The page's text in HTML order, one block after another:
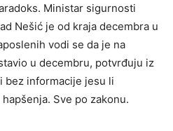
Ministar sigurnosti
Nešić je od kraja decembra u
vodi se da je na
u decembru, potvrđuju iz
bez informacije jesu li
Sve po zakonu.